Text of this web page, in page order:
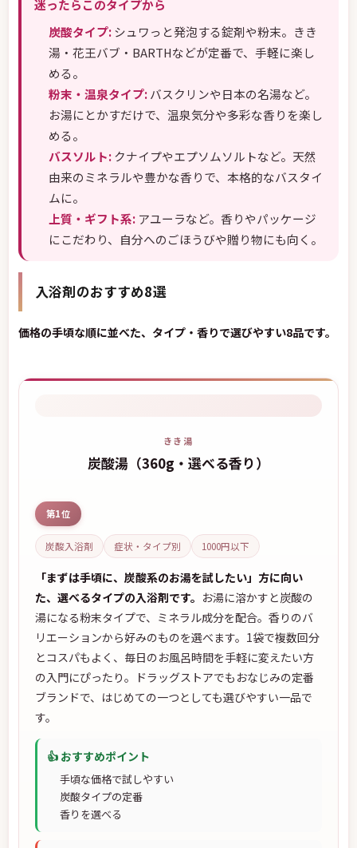
迷ったらこのタイプから
炭酸タイプ:シュワっと発泡する錠剤や粉末。きき
湯・花王バブ・BARTHなどが定番で、手軽に楽し
める。
粉末・温泉タイプ:バスクリンや日本の名湯など。
お湯にとかすだけで、温泉気分や多彩な香りを楽し
める。
バスソルト:クナイプやエプソムソルトなど。天然
由来のミネラルや豊かな香りで、本格的なバスタイ
ムに。
上質・ギフト系: アユーラなど。香りやパッケージ
にこだわり、自分へのごほうびや贈り物にも向く。
入浴剤のおすすめ8選
価格の手頃な順に並べた、タイプ・香りで選びやすい8品です。
きき湯
炭酸湯（360g・選べる香り）
第1位
炭酸入浴剤 症状・タイプ別 1000円以下
「まずは手頃に、炭酸系のお湯を試したい」方に向い
た、選べるタイプの入浴剤です。 お湯に溶かすと炭酸の
湯になる粉末タイプで、ミネラル成分を配合。香りのバ
リエーションから好みのものを選べます。1袋で複数回分
とコスパもよく、毎日のお風呂時間を手軽に変えたい方
の入門にぴったり。ドラッグストアでもおなじみの定番
ブランドで、はじめての一つとしても選びやすい一品で
す。
👍 おすすめポイント
手頃な価格で試しやすい
炭酸タイプの定番
香りを選べる